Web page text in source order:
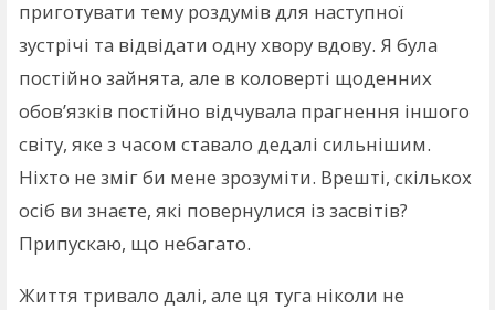
приготувати тему роздумів для наступної
зустрічі та відвідати одну хвору вдову. Я була
постійно зайнята, але в коловерті щоденних
обов’язків постійно відчувала прагнення іншого
світу, яке з часом ставало дедалі сильнішим.
Ніхто не зміг би мене зрозуміти. Врешті, скількох
осіб ви знаєте, які повернулися із засвітів?
Припускаю, що небагато.
Життя тривало далі, але ця туга ніколи не